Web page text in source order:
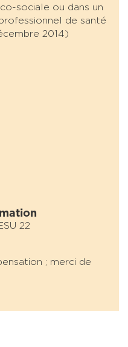
sociale ou dans un
de santé
2014)
22
; merci de